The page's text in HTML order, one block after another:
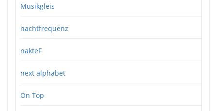
Musikgleis
nachtfrequenz
nakteF
next alphabet
On Top